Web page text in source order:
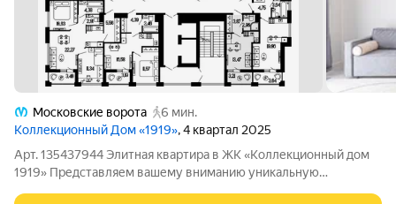
Московские ворота
6 мин.
Коллекционный Дом «1919», 4 квартал 2025
Арт. 135437944 Элитная квартира в ЖК «Коллекционный дом
1919» Представляем вашему вниманию уникальную